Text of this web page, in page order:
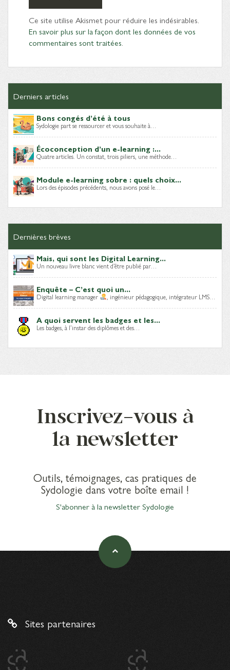
Ce site utilise Akismet pour réduire les indésirables.
En savoir plus sur la façon dont les données de vos
commentaires sont traitées
Derniers articles
Bons congés d’été à tous
Sydologie part se ressourcer et vous souhaite à…
Écoconception d’un e-learning :...
Quatre articles. Un constat, trois piliers, une méthode…
Module e-learning sobre : quels choix...
Lors des épisodes précédents, nous avons posé le…
Dernières brèves
Mais, qui sont les Digital Learning...
Un nouveau livre blanc vient d’être publié par…
Enquête – C’est quoi un...
Digital learning manager , ingénieur pédagogique, intégrateur LMS…
A quoi servent les badges et les...
Les badges, à l’instar des diplômes et des…
Inscrivez-vous à
la newsletter
Outils, témoignages, cas pratiques de
Sydologie dans votre boîte email !
S'abonner à la newsletter Sydologie
Sites partenaires